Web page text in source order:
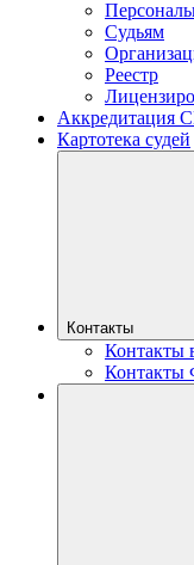
Судьям
Реестр
Аккредитация
Картотека судей
Контакты
Контакты